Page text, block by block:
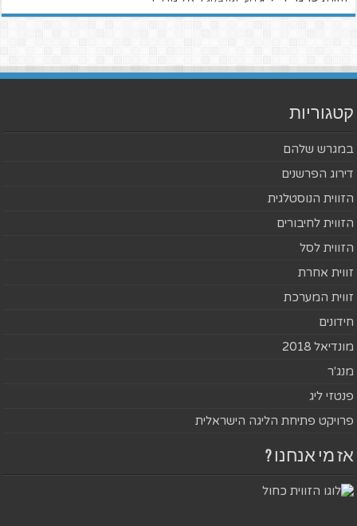
קטגוריות
במגרש שלהם
דירוג הפרשנים
הזווית הנוסטלגית
הזווית לחיבורים
הזווית לסל
זווית אחרת
זווית המערכת
חידונים
מונדיאל 2018
מנג'ר
פנטזי ליג
פרויקט פתיחת הליגה הישראלית
אז מי אנחנו ?